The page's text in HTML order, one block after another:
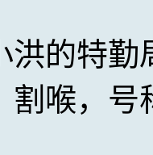
洪的特
割喉，号